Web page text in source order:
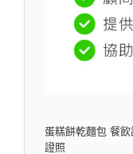
蛋糕餅乾麵包 餐
證照